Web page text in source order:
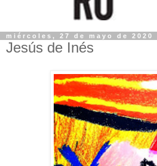
miércoles, 27 de mayo de 2020
Jesús de Inés